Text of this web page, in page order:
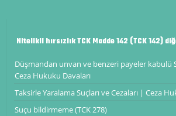
Nitelikli hırsızlık TCK Madde 142 (TCK 142)
Düşmandan unvan ve benzeri payeler kabulü
Ceza Hukuku Davaları
Taksirle Yaralama Suçları ve Cezaları | Ceza
Suçu bildirmeme (TCK 278)